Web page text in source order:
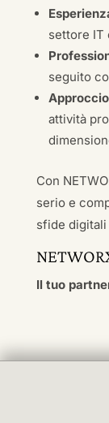
settore IT
seguito
attività
Con
serio e
sfide
Il tuo